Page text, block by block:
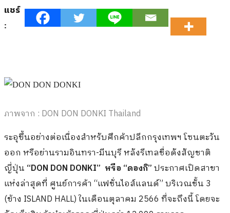
แชร์
:
ภาพจาก : DON DON DONKI Thailand
ระอุขึ้นอย่างต่อเนื่องสำหรับศึกค้าปลีกกรุงเทพฯ โซนตะวัน
ออก หรือย่านรามอินทรา-มีนบุรี หลังรีเทลชื่อดังสัญชาติ
ญี่ปุ่น “DON DON DONKI” หรือ “ดองกิ”ประกาศเปิดสาขา
แห่งล่าสุดที่ ศูนย์การค้า “แฟชั่นไอส์แลนด์” บริเวณชั้น 3
(ข้าง ISLAND HALL) ในเดือนตุลาคม 2566 ที่จะถึงนี้ โดยจะ